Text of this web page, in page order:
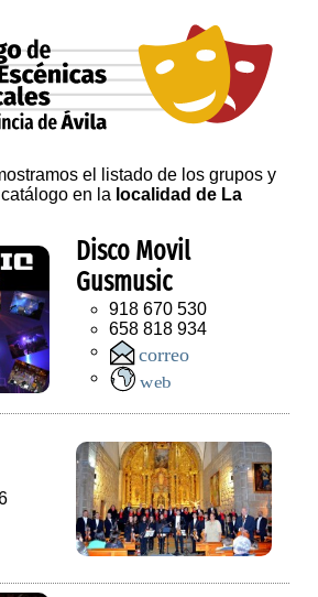
el listado de los grupos y
en la localidad de La
Disco Movil
Gusmusic
918 670 530
658 818 934